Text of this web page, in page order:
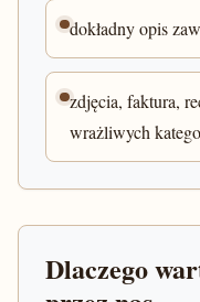
dokładny opis
zdjęcia, faktura,
wrażliwych
Dlaczego